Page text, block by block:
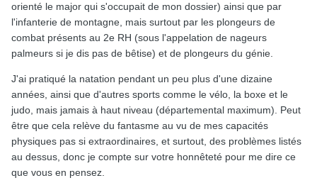
orienté le major qui s'occupait de mon dossier) ainsi que par
l'infanterie de montagne, mais surtout par les plongeurs de
combat présents au 2e RH (sous l'appelation de nageurs
palmeurs si je dis pas de bêtise) et de plongeurs du génie.
J'ai pratiqué la natation pendant un peu plus d'une dizaine
années, ainsi que d'autres sports comme le vélo, la boxe et le
judo, mais jamais à haut niveau (départemental maximum). Peut
être que cela relève du fantasme au vu de mes capacités
physiques pas si extraordinaires, et surtout, des problèmes listés
au dessus, donc je compte sur votre honnêteté pour me dire ce
que vous en pensez.